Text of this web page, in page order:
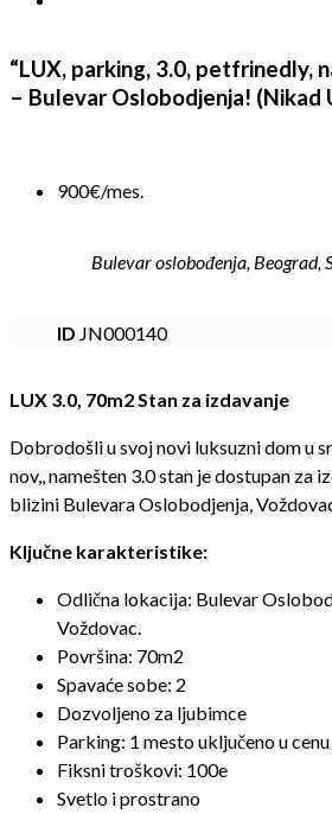
“LUX, parking, 3.0, petfrinedly,
– Bulevar Oslobodjenja! (Nikad
900€/mes.
Bulevar oslobođenja, Beograd,
ID JN000140
LUX 3.0, 70m2 Stan za izdavanje
Dobrodošli u svoj novi luksuzni dom u
nov,, namešten 3.0 stan je dostupan za
blizini Bulevara Oslobodjenja,
Ključne karakteristike:
Odlična lokacija: Bulevar
Voždovac.
Površina: 70m2
Spavaće sobe: 2
Dozvoljeno za ljubimce
Parking: 1 mesto uključeno u cenu
Fiksni troškovi: 100e
Svetlo i prostrano